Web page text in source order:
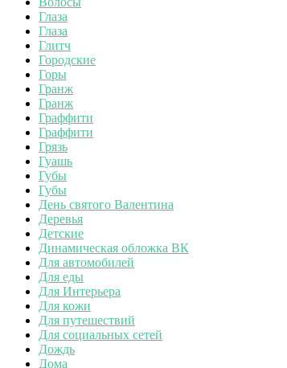
Глаза
Глаза
Глитч
Городские
Горы
Гранж
Гранж
Граффити
Граффити
Грязь
Гуашь
Губы
Губы
День святого Валентина
Деревья
Детские
Динамическая обложка ВК
Для автомобилей
Для еды
Для Интерьера
Для кожи
Для путешествий
Для социальных сетей
Дождь
Дома